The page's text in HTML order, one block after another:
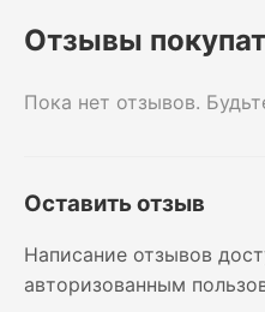
Отзывы
Пока нет отзывов.
Оставить отзыв
Написание отзывов
авторизованным